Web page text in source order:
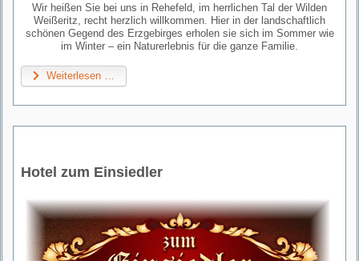
Wir heißen Sie bei uns in Rehefeld, im herrlichen Tal der Wilden
Weißeritz, recht herzlich willkommen. Hier in der landschaftlich
schönen Gegend des Erzgebirges erholen sie sich im Sommer wie
im Winter – ein Naturerlebnis für die ganze Familie.
Weiterlesen …
Hotel zum Einsiedler